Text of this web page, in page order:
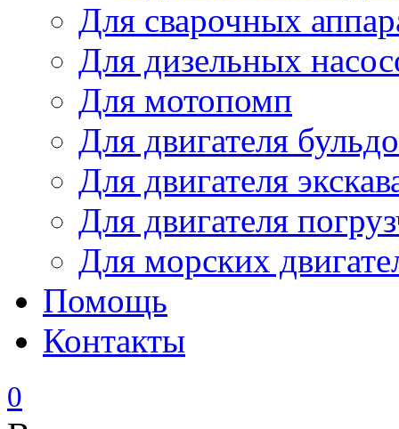
Для сварочных
Для дизельных
Для мотопомп
Для двигателя
Для двигателя
Для двигателя
Для морских
Помощь
Контакты
0